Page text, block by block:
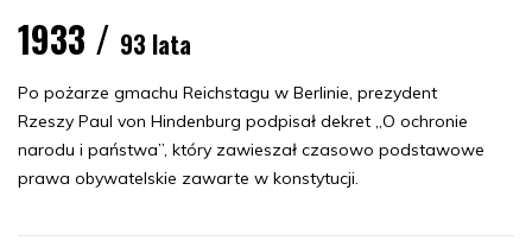
1933 / 93 lata
Po pożarze gmachu Reichstagu w Berlinie, prezydent
Rzeszy Paul von Hindenburg podpisał dekret „O ochronie
narodu i państwa”, który zawieszał czasowo podstawowe
prawa obywatelskie zawarte w konstytucji.